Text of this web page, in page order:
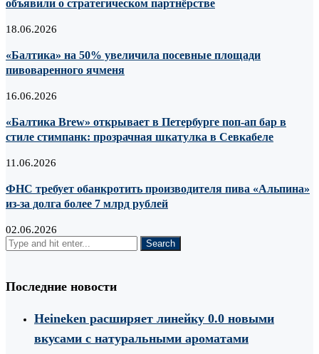
объявили о стратегическом партнёрстве
18.06.2026
«Балтика» на 50% увеличила посевные площади
пивоваренного ячменя
16.06.2026
«Балтика Brew» открывает в Петербурге поп-ап бар в
стиле стимпанк: прозрачная шкатулка в Севкабеле
11.06.2026
ФНС требует обанкротить производителя пива «Альпина»
из-за долга более 7 млрд рублей
02.06.2026
Последние новости
Heineken расширяет линейку 0.0 новыми
вкусами с натуральными ароматами